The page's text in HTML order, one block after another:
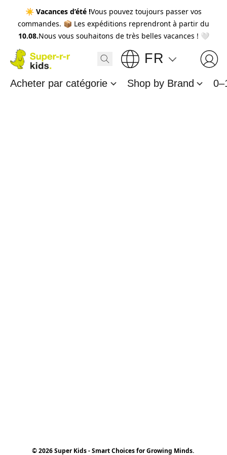
☀️ Vacances d’été !Vous pouvez toujours passer vos
commandes. 📦 Les expéditions reprendront à partir du
10.08.Nous vous souhaitons de très belles vacances ! 🤍
FR
Acheter par catégorie Shop by Brand
© 2026 Super Kids - Smart Choices for Growing Minds.